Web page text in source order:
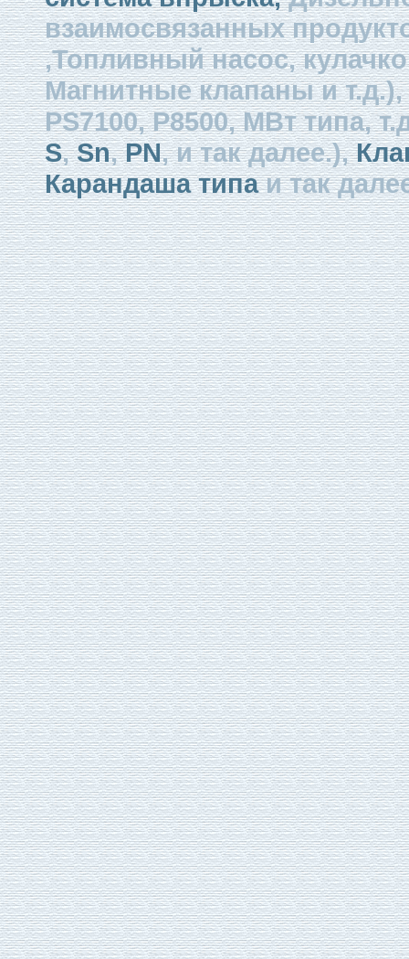
взаимосвязанных
,Топливный насос,
Магнитные клапаны и т.д.),
PS7100, P8500, МВт типа,
S,Sn,PN, и так далее.),
Карандаша типаи так